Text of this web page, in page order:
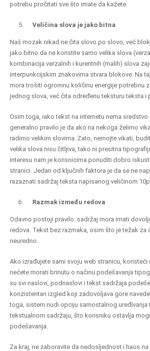
potrebu pročitati sve što imate da kažete.
Veličina slova je jako bitna
Naš mozak nikad ne čita slovo po slovo, već
jako bitno da ne koristite samo velika slova
kombinacija verzalnih i kurentnih (malih) slova
interpunkcijskim znakovima stvara blokove. Na
mora trošiti ogromnu količinu energije potrebnu
jednog slova, već čita određenu teksturu teksta i
Osim toga, iako tekst na internetu nema sredstvo
generalno pravilo je da ako na nekoga želimo
radimo velikim slovima. Zato, nemojte vikati,
velika slova nisu čitljiva, tako ni presitna
interesu nam je korisnicima ponuditi dobro
stranici. Jedan od ključnih faktora je da se ne
razaznati sadržaj teksta napisanog veličinom
Razmak između redova
Odavno postoji pravilo: sadržaj mora imati
redova. Tekst bez razmaka, osim što je težak za
neuredno.
Ako izrađujete sami svoju web stranicu, koristeći
nećete morati brinutu o načinu podešavanja
su svi naslovi, podnaslovi i tekst sadržaja
konzistentan izgled koji zadovoljava gore
toga, sistem nudi opciju samostalnog uređivanja
tekstualnom sadržaju, što korisniku ostavlja
podešavanja.
Za kraj, ne zaboravite da nedosljednost i haos